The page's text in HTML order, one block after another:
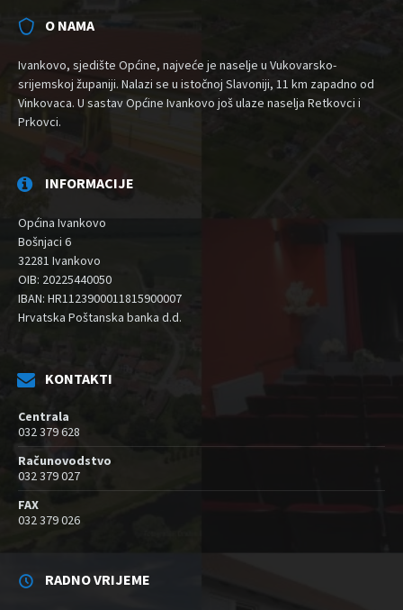
O NAMA
Ivankovo, sjedište Općine, najveće je naselje u Vukovarsko-
srijemskoj županiji. Nalazi se u istočnoj Slavoniji, 11 km zapadno od
Vinkovaca. U sastav Općine Ivankovo još ulaze naselja Retkovci i
Prkovci.
INFORMACIJE
Općina Ivankovo
Bošnjaci 6
32281 Ivankovo
OIB: 20225440050
IBAN: HR1123900011815900007
Hrvatska Poštanska banka d.d.
KONTAKTI
Centrala
032 379 628
Računovodstvo
032 379 027
FAX
032 379 026
RADNO VRIJEME